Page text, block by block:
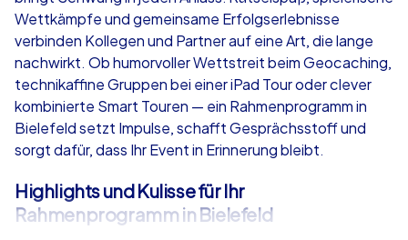
Bielefeld Bielefeld
Wettkämpfe und gemeinsame Erfolgserlebnisse
verbinden Kollegen und Partner auf eine Art, die lange
nachwirkt. Ob humorvoller Wettstreit beim Geocaching,
technikaffine Gruppen bei einer iPad Tour oder clever
kombinierte Smart Touren — ein Rahmenprogramm in
Bielefeld setzt Impulse, schafft Gesprächsstoff und
sorgt dafür, dass Ihr Event in Erinnerung bleibt.
Highlights und Kulisse für Ihr
Rahmenprogramm in Bielefeld